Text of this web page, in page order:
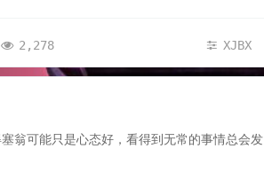
XJBX
2,278
翁可能只是心态好，看得到无常的事情总会发